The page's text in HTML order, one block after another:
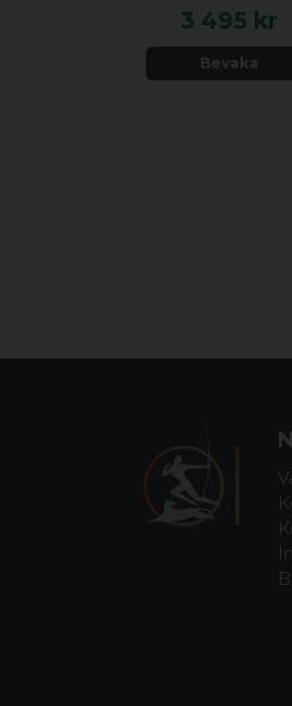
3 495 kr
Bevaka